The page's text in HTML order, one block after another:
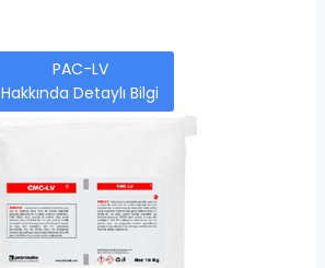
PAC-LV
Hakkında Detaylı Bilgi